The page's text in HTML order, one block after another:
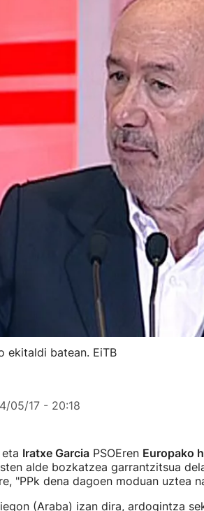
ekitaldi batean. EiTB
05/17 - 20:18
Iratxe GarciaPSOEren Europako
alde bozkatzea garrantzitsua
"PPk dena dagoen moduan uztea
(Araba) izan dira, ardogintza